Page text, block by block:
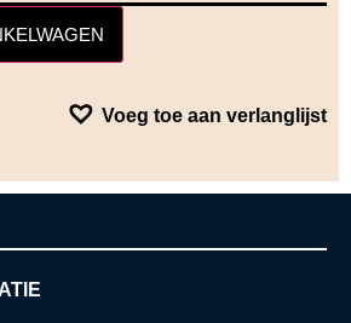
Voeg toe aan verlanglijst